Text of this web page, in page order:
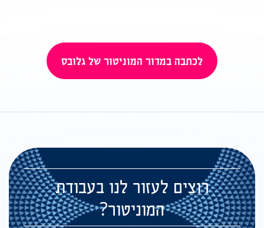
לכתבה במדור המוניטור של גלובס
רוצים לעזור לנו בעבודת
המוניטור?